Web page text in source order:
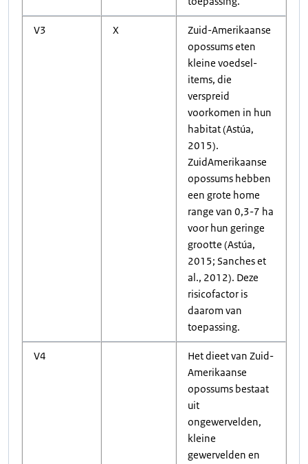
V3 X
Zuid-Amerikaanse
opossums eten
kleine voedsel-
items, die
verspreid
voorkomen in hun
habitat (Astúa,
2015).
ZuidAmerikaanse
opossums hebben
een grote home
range van 0,3-7 ha
voor hun geringe
grootte (Astúa,
2015; Sanches et
al., 2012). Deze
risicofactor is
daarom van
toepassing.
V4
Het dieet van Zuid-
Amerikaanse
opossums bestaat
uit
ongewervelden,
kleine
gewervelden en